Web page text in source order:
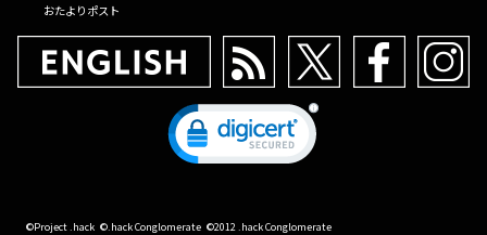
おたよりポスト
©Project .hack ©.hack Conglomerate ©2012 .hack Conglomerate